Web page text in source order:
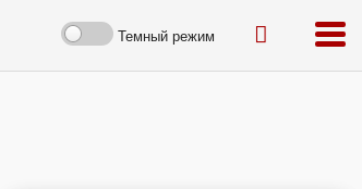
Темный режим